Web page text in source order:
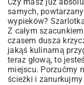
samych,
wypieków?
Z całym
czasem dusza
jakąś kulinarną
teraz głową, to
miejscu. Porzućmy
ścieżki i